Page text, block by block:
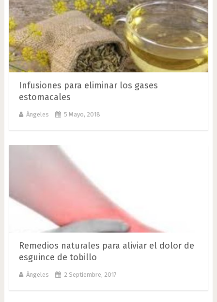
Infusiones para eliminar los gases
estomacales
Ángeles 5 Mayo, 2018
Remedios naturales para aliviar el dolor de
esguince de tobillo
Ángeles 2 Septiembre, 2017